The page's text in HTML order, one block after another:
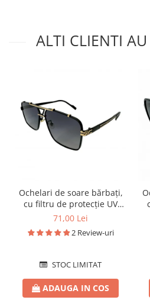
ALTI CLIENTI
Ochelari de soare bărbați,
cu filtru de protecție UV
400, cu toc cadou, OSB44
71,00 Lei
2 Review-uri
STOC LIMITAT
ADAUGA IN COS